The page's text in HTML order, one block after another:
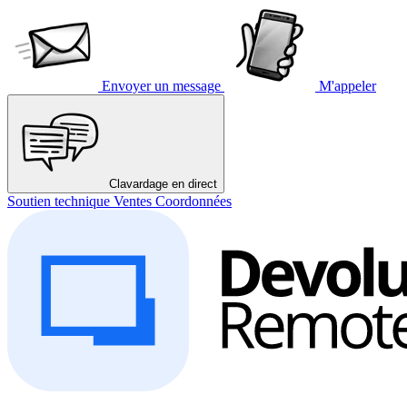
Envoyer un message M'appeler
Clavardage en direct
Soutien technique Ventes Coordonnées